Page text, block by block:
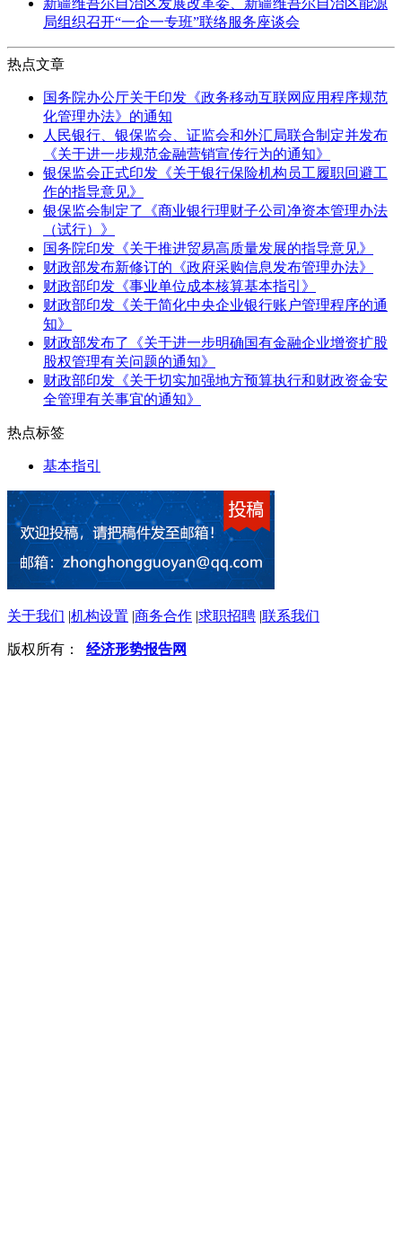
局组织召开“一企一专班”联络服务座谈会
热点文章
国务院办公厅关于印发《政务移动互联网应用程序规范
化管理办法》的通知
人民银行、银保监会、证监会和外汇局联合制定并发布
《关于进一步规范金融营销宣传行为的通知》
银保监会正式印发《关于银行保险机构员工履职回避工
作的指导意见》
银保监会制定了《商业银行理财子公司净资本管理办法
（试行）》
国务院印发《关于推进贸易高质量发展的指导意见》
财政部发布新修订的《政府采购信息发布管理办法》
财政部印发《事业单位成本核算基本指引》
财政部印发《关于简化中央企业银行账户管理程序的通
知》
财政部发布了《关于进一步明确国有金融企业增资扩股
股权管理有关问题的通知》
财政部印发《关于切实加强地方预算执行和财政资金安
全管理有关事宜的通知》
热点标签
基本指引
关于我们 |机构设置 |商务合作 |求职招聘 |联系我们
版权所有： 经济形势报告网